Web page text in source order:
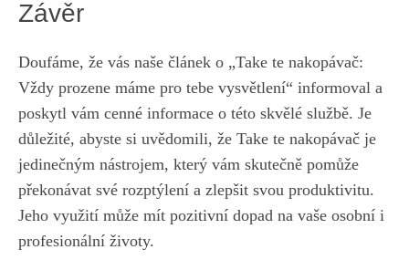
Závěr
Doufáme, že​ vás naše článek ‌o „Take te nakopávač:
Vždy prozene máme pro tebe vysvětlení“ informoval a
poskytl vám cenné informace o této skvělé službě. Je
důležité, abyste si ⁣uvědomili, že‍ Take te nakopávač je‍
jedinečným nástrojem, který vám skutečně pomůže ​
překonávat své rozptýlení​ a zlepšit svou produktivitu.
Jeho⁤ využití může mít‌ pozitivní dopad na vaše osobní i
‌profesionální životy.